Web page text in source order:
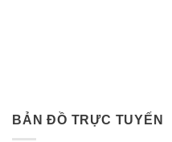
BẢN ĐỒ TRỰC TUYẾN